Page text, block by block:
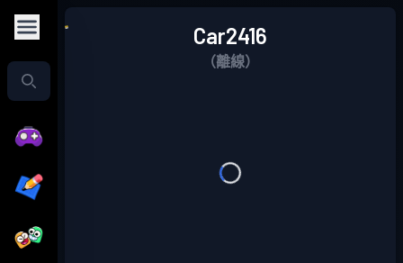
Car2416
（離線）